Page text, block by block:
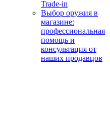
Trade-in
Выбор оружия в
магазине:
профессиональная
помощь и
консультация от
наших продавцов